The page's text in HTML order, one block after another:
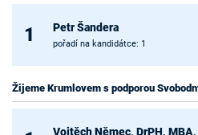
1 Petr Šandera
pořadí na kandidátce: 1
Žijeme Krumlovem s podporou
Vojtěch Němec, DrPH, MBA,